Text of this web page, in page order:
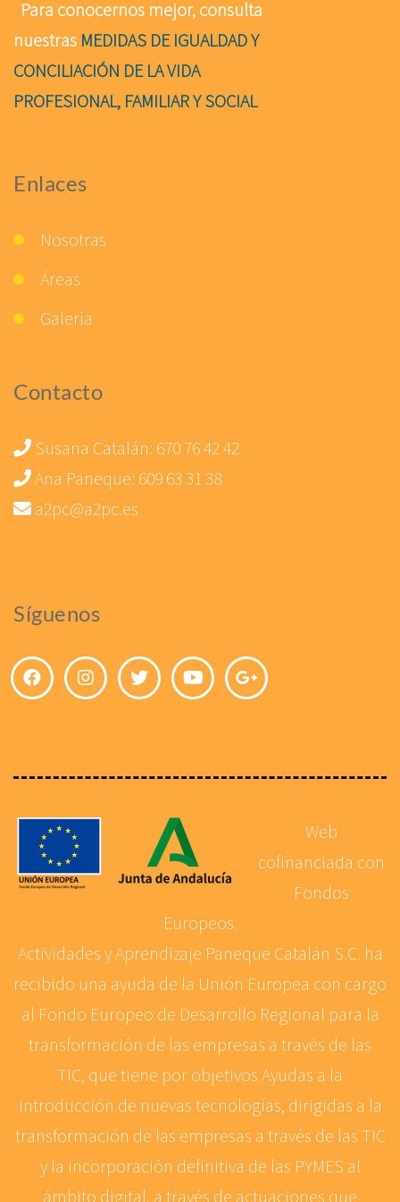
Para conocernos mejor, consulta
nuestras MEDIDAS DE IGUALDAD Y
CONCILIACIÓN DE LA VIDA
PROFESIONAL, FAMILIAR Y SOCIAL
Enlaces
Nosotras
Áreas
Galería
Contacto
Susana Catalán: 670 76 42 42
Ana Paneque: 609 63 31 38
a2pc@a2pc.es
Síguenos
Web
cofinanciada con
Fondos
Europeos.
Actividades y Aprendizaje Paneque Catalán S.C. ha
recibido una ayuda de la Unión Europea con cargo
al Fondo Europeo de Desarrollo Regional para la
transformación de las empresas a través de las
TIC, que tiene por objetivos Ayudas a la
introducción de nuevas tecnologías, dirigidas a la
transformación de las empresas a través de las TIC
y la incorporación definitiva de las PYMES al
ámbito digital, a través de actuaciones que